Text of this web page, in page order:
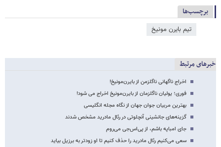
برچسب‌ها
تیم بایرن مونیخ
خبرهای مرتبط
اخراج ناگهانی ناگلزمن از بایرن‌مونیخ!
فوری؛ یولیان ناگلزمان از بایرن‌مونیخ اخراج می شود!
بهترین مربیان جوان جهان از نگاه مجله انگلیسی
گزینه‌های جانشینی آنچلوتی در رئال مادرید مشخص شدند
جای امباپه باشم، از پی‌اس‌جی می‌روم
سعی می‌کنیم رئال مادرید را حذف کنیم تا او زودتر به برزیل بیاید